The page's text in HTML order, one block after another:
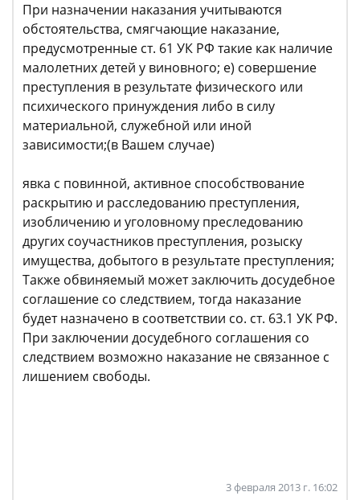
При назначении наказания учитываются
обстоятельства, смягчающие наказание,
предусмотренные ст. 61 УК РФ такие как наличие
малолетних детей у виновного; е) совершение
преступления в результате физического или
психического принуждения либо в силу
материальной, служебной или иной
зависимости;(в Вашем случае)
явка с повинной, активное способствование
раскрытию и расследованию преступления,
изобличению и уголовному преследованию
других соучастников преступления, розыску
имущества, добытого в результате преступления;
Также обвиняемый может заключить досудебное
соглашение со следствием, тогда наказание
будет назначено в соответствии со. ст. 63.1 УК РФ.
При заключении досудебного соглашения со
следствием возможно наказание не связанное с
лишением свободы.
3 февраля 2013 г. 16:02